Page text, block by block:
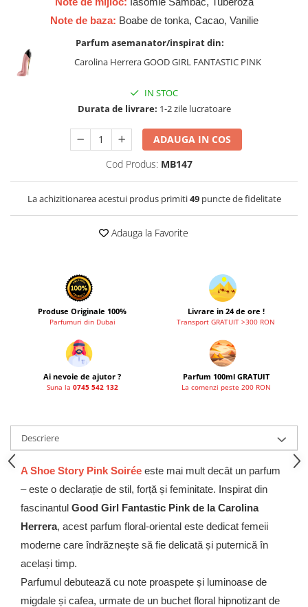
Note de baza: Boabe de tonka, Cacao, Vanilie
Parfum asemanator/inspirat din:
Carolina Herrera GOOD GIRL FANTASTIC PINK
IN STOC
Durata de livrare: 1-2 zile lucratoare
ADAUGA IN COS
Cod Produs: MB147
La achizitionarea acestui produs primiti49puncte de fidelitate
Adauga la Favorite
Produse Originale 100%
Parfumuri din Dubai
Livrare in 24 de ore !
Transport GRATUIT >300 RON
Ai nevoie de ajutor ?
Suna la 0745 542 132
Parfum 100ml GRATUIT
La comenzi peste 200 RON
Descriere
A Shoe Story Pink Soirée este mai mult decât un parfum
– este o declarație de stil, forță și feminitate. Inspirat din
fascinantul Good Girl Fantastic Pink de la Carolina
Herrera, acest parfum floral-oriental este dedicat femeii
moderne care îndrăznește să fie delicată și puternică în
același timp.
Parfumul debutează cu note proaspete și luminoase de
migdale și cafea, urmate de un buchet floral hipnotizant de